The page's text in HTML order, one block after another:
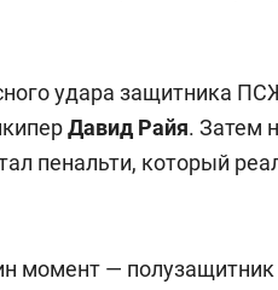
удара защитника
Давид Райя. Затем
пенальти, который
момент — полузащитник